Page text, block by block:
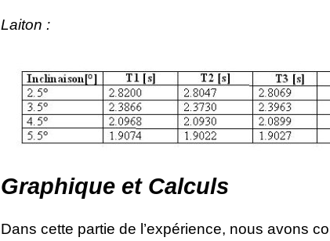
Laiton :
Graphique et Calculs
Dans cette partie de l’expérience, nous avons